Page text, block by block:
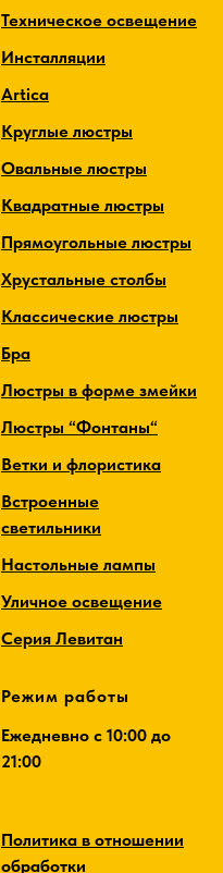
Техническое освещение
Инсталляции
Artica
Круглые люстры
Овальные люстры
Квадратные люстры
Прямоугольные люстры
Хрустальные столбы
Классические люстры
Бра
Люстры в форме змейки
Люстры “Фонтаны“
Ветки и флористика
Встроенные
светильники
Настольные лампы
Уличное освещение
Серия Левитан
Режим работы
Ежедневно c 10:00 до
21:00
Политика в отношении
обработки